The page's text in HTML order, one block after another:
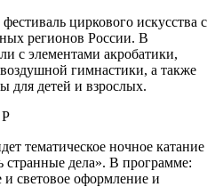
циркового искусства с
регионов России. В
с элементами акробатики,
гимнастики, а также
для детей и взрослых.
Р
тематическое ночное катание
странные дела». В программе:
и световое оформление и